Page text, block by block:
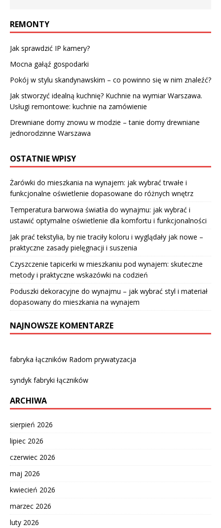
REMONTY
Jak sprawdzić IP kamery?
Mocna gałąź gospodarki
Pokój w stylu skandynawskim – co powinno się w nim znaleźć?
Jak stworzyć idealną kuchnię? Kuchnie na wymiar Warszawa.
Usługi remontowe: kuchnie na zamówienie
Drewniane domy znowu w modzie – tanie domy drewniane
jednorodzinne Warszawa
OSTATNIE WPISY
Żarówki do mieszkania na wynajem: jak wybrać trwałe i
funkcjonalne oświetlenie dopasowane do różnych wnętrz
Temperatura barwowa światła do wynajmu: jak wybrać i
ustawić optymalne oświetlenie dla komfortu i funkcjonalności
Jak prać tekstylia, by nie traciły koloru i wyglądały jak nowe –
praktyczne zasady pielęgnacji i suszenia
Czyszczenie tapicerki w mieszkaniu pod wynajem: skuteczne
metody i praktyczne wskazówki na codzień
Poduszki dekoracyjne do wynajmu – jak wybrać styl i materiał
dopasowany do mieszkania na wynajem
NAJNOWSZE KOMENTARZE
fabryka łączników Radom prywatyzacja
syndyk fabryki łączników
ARCHIWA
sierpień 2026
lipiec 2026
czerwiec 2026
maj 2026
kwiecień 2026
marzec 2026
luty 2026